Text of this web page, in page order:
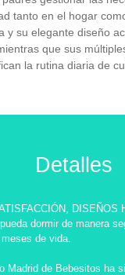
tanto en el hogar
y su elegante diseño
que sus
la rutina diaria de
Detalles
DISEÑOS
dormir de manera
de vida.
Madrid de Bebesitos ha